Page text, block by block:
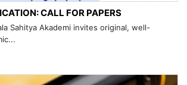
CALL FOR PAPERS
Sahitya Akademi invites original, well-